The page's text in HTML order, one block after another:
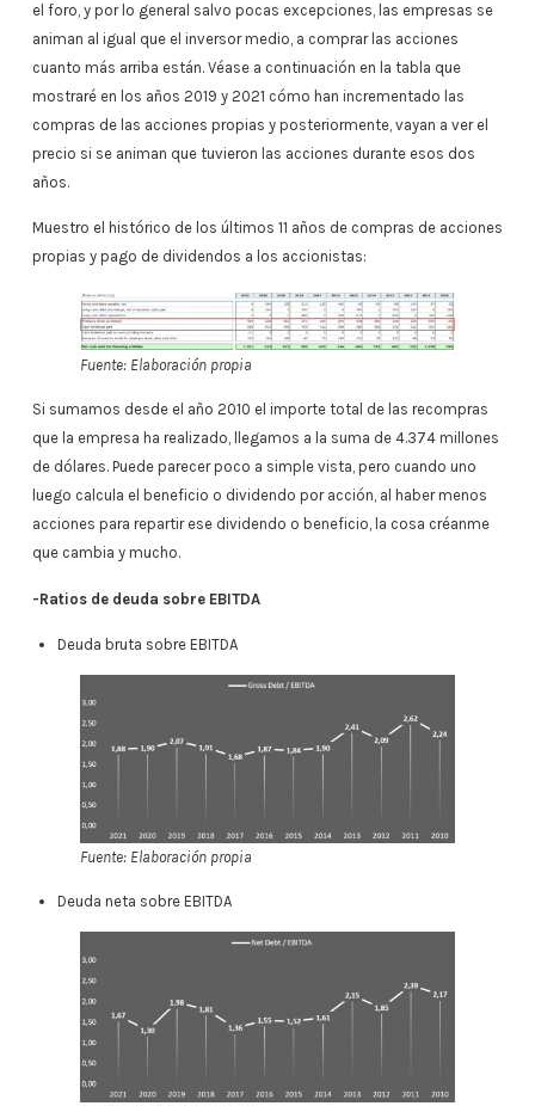
el foro, y por lo general salvo pocas excepciones, las empresas se
animan al igual que el inversor medio, a comprar las acciones
cuanto más arriba están. Véase a continuación en la tabla que
mostraré en los años 2019 y 2021 cómo han incrementado las
compras de las acciones propias y posteriormente, vayan a ver el
precio si se animan que tuvieron las acciones durante esos dos
años.
Muestro el histórico de los últimos 11 años de compras de acciones
propias y pago de dividendos a los accionistas:
Fuente: Elaboración propia
Si sumamos desde el año 2010 el importe total de las recompras
que la empresa ha realizado, llegamos a la suma de 4.374 millones
de dólares. Puede parecer poco a simple vista, pero cuando uno
luego calcula el beneficio o dividendo por acción, al haber menos
acciones para repartir ese dividendo o beneficio, la cosa créanme
que cambia y mucho.
-Ratios de deuda sobre EBITDA
Deuda bruta sobre EBITDA
Fuente: Elaboración propia
Deuda neta sobre EBITDA